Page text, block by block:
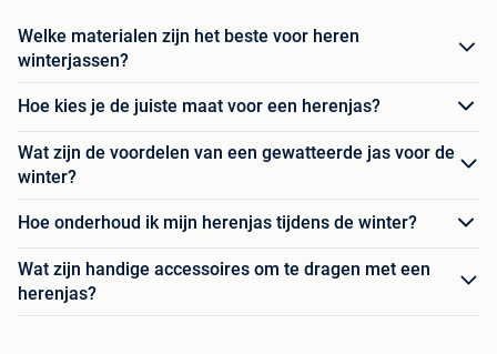
Welke materialen zijn het beste voor heren
winterjassen?
Hoe kies je de juiste maat voor een herenjas?
Wat zijn de voordelen van een gewatteerde jas voor de
winter?
Hoe onderhoud ik mijn herenjas tijdens de winter?
Wat zijn handige accessoires om te dragen met een
herenjas?